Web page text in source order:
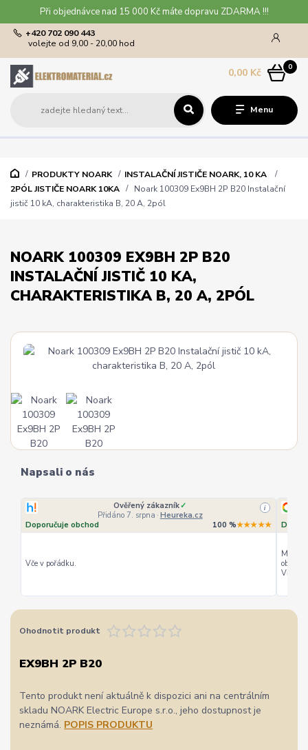
Při objednávce nad 15 000 Kč máte dopravu ZDARMA !!!
Menu
+420 702 090 443
volejte od 9,00 - 20,00 hod
0
0,00 Kč
PRODUKTY NOARK
INSTALAČNÍ JISTIČE NOARK, 10 KA
2PÓL JISTIČE NOARK 10KA
Noark 100309 Ex9BH 2P B20 Instalační
jistič 10 kA, charakteristika B, 20 A, 2pól
NOARK 100309 EX9BH 2P B20
INSTALAČNÍ JISTIČ 10 KA,
CHARAKTERISTIKA B, 20 A, 2PÓL
Napsali o nás
Ověřený zákazník✓
Přidáno 7. srpna · Heureka.cz
i
Doporučuje obchod 100 %★★★★★
Vče v pořádku.
Můžu
Vřele
Ohodnotit produkt
EX9BH 2P B20
Tento produkt není aktuálně k dispozici ani na centrálním
skladu NOARK Electric Europe s.r.o., jeho dostupnost je
neznámá. POPIS PRODUKTU